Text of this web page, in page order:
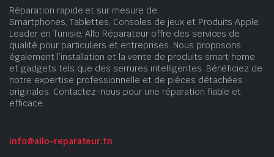
Réparation rapide et sur mesure de
Smartphones, Tablettes, Consoles de jeux et Produits Apple.
Leader en Tunisie, Allo Réparateur offre des services de
qualité pour particuliers et entreprises. Nous proposons
également l’installation et la vente de produits smart home
et gadgets tels que des serrures intelligentes. Bénéficiez de
notre expertise professionnelle et de pièces détachées
originales. Contactez-nous pour une réparation fiable et
efficace.
info@allo-reparateur.tn